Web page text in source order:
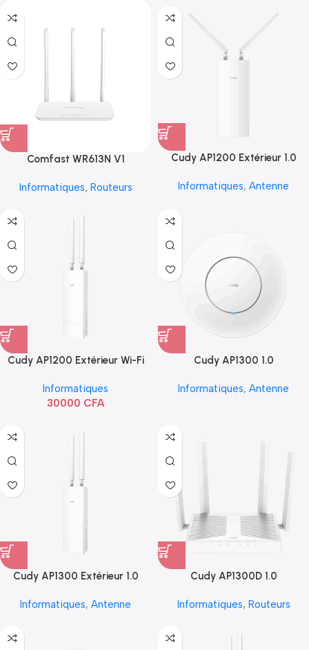
Comfast WR613N V1
Informatiques, Routeurs
Cudy AP1200 Extérieur 1.0
Informatiques, Antenne
Cudy AP1200 Extérieur Wi-Fi
Informatiques
30000 CFA
Cudy AP1300 1.0
Informatiques, Antenne
Cudy AP1300 Extérieur 1.0
Informatiques, Antenne
Cudy AP1300D 1.0
Informatiques, Routeurs